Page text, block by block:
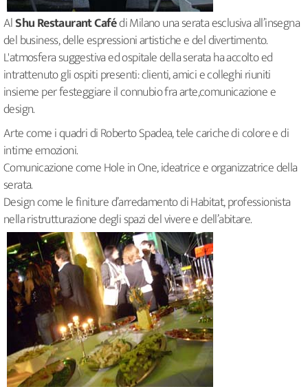
AlShu Restaurant Cafédi Milano una serata esclusiva all’insegna
del business, delle espressioni artistiche e del divertimento.
L'atmosfera suggestiva ed ospitale della serata ha accolto ed
intrattenuto gli ospiti presenti: clienti, amici e colleghi riuniti
insieme per festeggiare il connubio fra arte,comunicazione e
design.
Arte come i quadri di Roberto Spadea, tele cariche di colore e di
intime emozioni.
Comunicazione come Hole in One, ideatrice e organizzatrice della
serata.
Design come le finiture d’arredamento di Habitat, professionista
nella ristrutturazione degli spazi del vivere e dell’abitare.